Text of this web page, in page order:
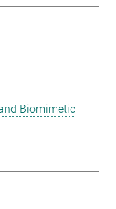
Biomimetic